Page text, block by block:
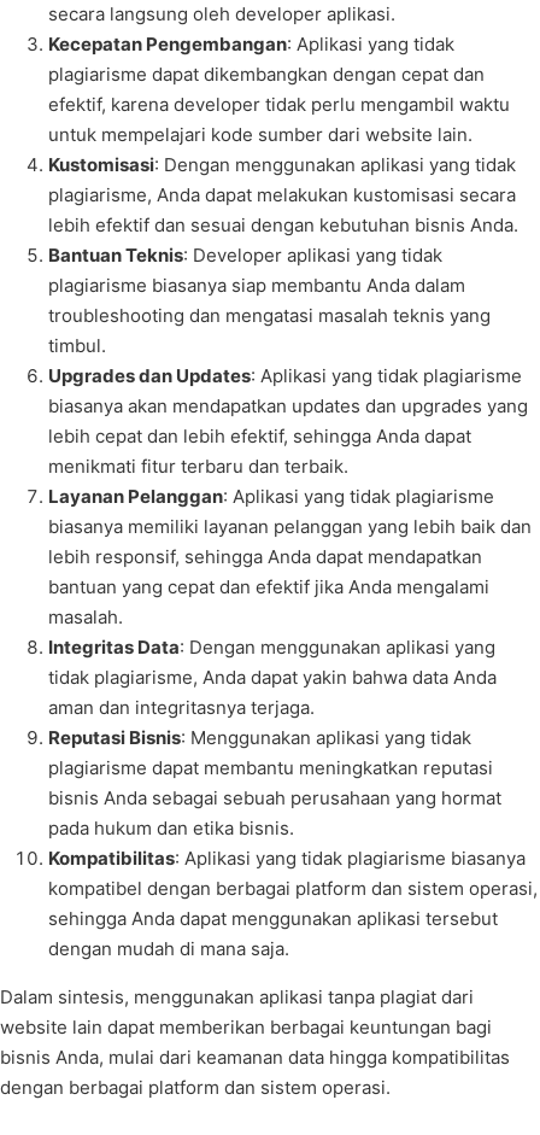
secara langsung oleh developer aplikasi.
Kecepatan Pengembangan: Aplikasi yang tidak
plagiarisme dapat dikembangkan dengan cepat dan
efektif, karena developer tidak perlu mengambil waktu
untuk mempelajari kode sumber dari website lain.
Kustomisasi: Dengan menggunakan aplikasi yang tidak
plagiarisme, Anda dapat melakukan kustomisasi secara
lebih efektif dan sesuai dengan kebutuhan bisnis Anda.
Bantuan Teknis: Developer aplikasi yang tidak
plagiarisme biasanya siap membantu Anda dalam
troubleshooting dan mengatasi masalah teknis yang
timbul.
Upgrades dan Updates: Aplikasi yang tidak plagiarisme
biasanya akan mendapatkan updates dan upgrades yang
lebih cepat dan lebih efektif, sehingga Anda dapat
menikmati fitur terbaru dan terbaik.
Layanan Pelanggan: Aplikasi yang tidak plagiarisme
biasanya memiliki layanan pelanggan yang lebih baik dan
lebih responsif, sehingga Anda dapat mendapatkan
bantuan yang cepat dan efektif jika Anda mengalami
masalah.
Integritas Data: Dengan menggunakan aplikasi yang
tidak plagiarisme, Anda dapat yakin bahwa data Anda
aman dan integritasnya terjaga.
Reputasi Bisnis: Menggunakan aplikasi yang tidak
plagiarisme dapat membantu meningkatkan reputasi
bisnis Anda sebagai sebuah perusahaan yang hormat
pada hukum dan etika bisnis.
Kompatibilitas: Aplikasi yang tidak plagiarisme biasanya
kompatibel dengan berbagai platform dan sistem operasi,
sehingga Anda dapat menggunakan aplikasi tersebut
dengan mudah di mana saja.
Dalam sintesis, menggunakan aplikasi tanpa plagiat dari
website lain dapat memberikan berbagai keuntungan bagi
bisnis Anda, mulai dari keamanan data hingga kompatibilitas
dengan berbagai platform dan sistem operasi.